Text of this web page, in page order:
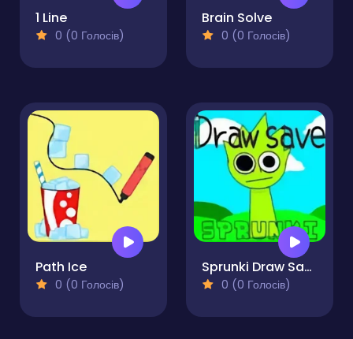
1 Line
0 (0 Голосів)
Brain Solve
0 (0 Голосів)
Path Ice
0 (0 Голосів)
Sprunki Draw Save Incredibox
0 (0 Голосів)